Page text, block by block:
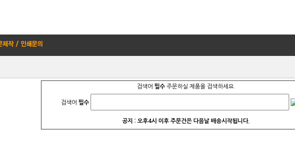
검색어 필수 주문하실 제품을 검색하세요.
검색어 필수
공지 : 오후4시 이후 주문건은 다음날 배송시작됩니다.